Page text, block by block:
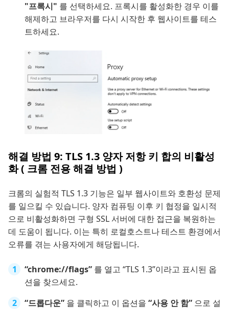
"프록시" 를 선택하세요. 프록시를 활성화한 경우 이를
해제하고 브라우저를 다시 시작한 후 웹사이트를 테스
트하세요.
해결 방법 9: TLS 1.3 양자 저항 키 합의 비활성
화 ( 크롬 전용 해결 방법 )
크롬의 실험적 TLS 1.3 기능은 일부 웹사이트와 호환성 문제
를 일으킬 수 있습니다. 양자 컴퓨팅 이후 키 협정을 일시적
으로 비활성화하면 구형 SSL 서버에 대한 접근을 복원하는
데 도움이 됩니다. 이는 특히 로컬호스트나 테스트 환경에서
오류를 겪는 사용자에게 해당됩니다.
“chrome://flags” 를 열고 “TLS 1.3”이라고 표시된 옵
션을 찾으세요.
“드롭다운” 을 클릭하고 이 옵션을 “사용 안 함” 으로 설